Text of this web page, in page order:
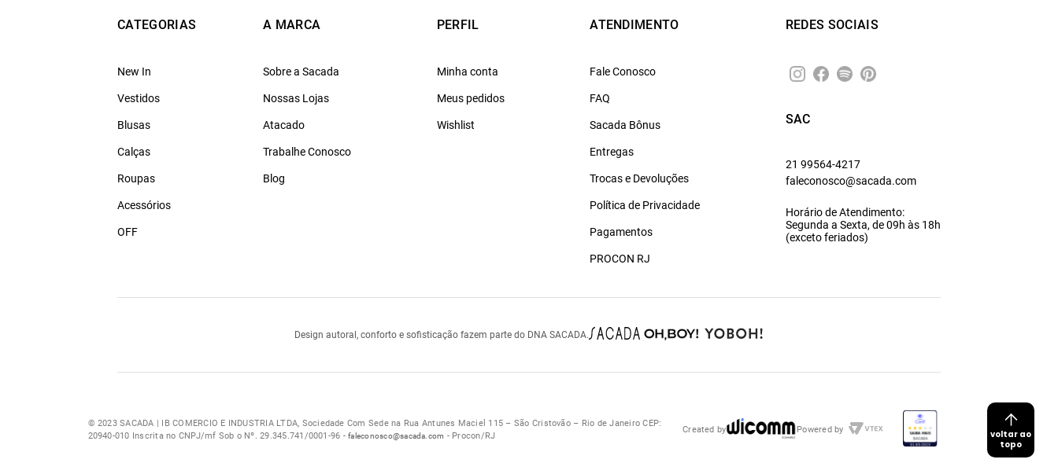
voltar ao
topo
CATEGORIAS
New In
Vestidos
Blusas
Calças
Roupas
Acessórios
OFF
A MARCA
Sobre a Sacada
Nossas Lojas
Atacado
Trabalhe Conosco
Blog
PERFIL
Minha conta
Meus pedidos
Wishlist
ATENDIMENTO
Fale Conosco
FAQ
Sacada Bônus
Entregas
Trocas e Devoluções
Política de Privacidade
Pagamentos
PROCON RJ
REDES SOCIAIS
SAC
21 99564-4217
faleconosco@sacada.com
Horário de Atendimento:
Segunda a Sexta, de 09h às 18h
(exceto feriados)
Design autoral, conforto e sofisticação fazem parte do DNA SACADA.
© 2023 SACADA | IB COMERCIO E INDUSTRIA LTDA, Sociedade Com Sede na Rua Antunes Maciel 115 – São Cristovão – Rio de Janeiro CEP:
20940-010 Inscrita no CNPJ/mf Sob o Nº. 29.345.741/0001-96 -faleconosco@sacada.com - Procon/RJ
Created by Powered by